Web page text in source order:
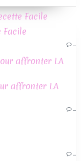
Facile
affronter LA